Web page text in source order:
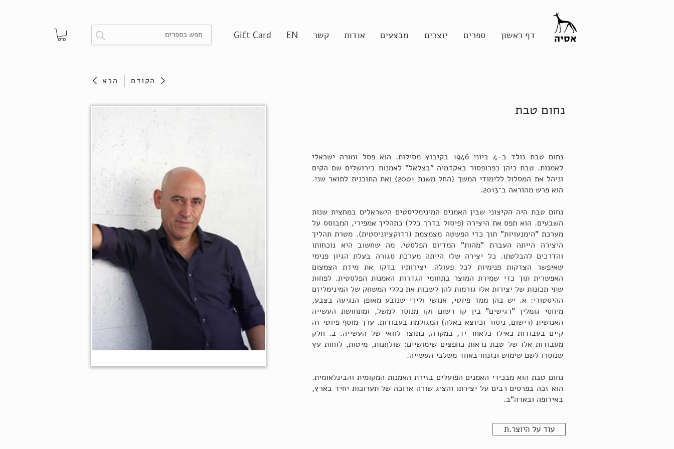
דף ראשון ספרים יוצרים מבצעים אודות קשר EN
Gift Card
הבא הקודם
נחום טבת
נחום טבת נולד ב-4 ביוני 1946 בקיבוץ מסילות. הוא פסל ומורה ישראלי
לאמנות. טבת כיהן כפרופסור באקדמיה "בצלאל" לאמנות בירושלים שם הקים
וניהל את המסלול ללימודי המשך (החל משנת 2001) ואת התוכנית לתואר שני.
הוא פרש מהוראה ב־2013.
נחום טבת היה הקיצוני שבין האמנים המינימליסטים הישראלים במחצית שנות
השבעים. הוא תפס את היצירה (פיסול בדרך כלל) כתהליך אמפירי, המבוסס על
מערכת "הימנעויות" תוך כדי הפשטה מצמצמת (רדוקציוניסטית). מטרת תהליך
היצירה הייתה העברת "מהות" המדיום הפלסטי. מה שחשוב היא נוכחותו
והדרכים להבלטתו. כל יצירה שלו הייתה מערכת סגורה בעלת הגיון פנימי
שאיפשר הצדקות פנימיות לכל פעולה. יצירותיו בדקו את מידת הצמצום
האפשרית תוך כדי שמירת המוצר בתחומי הגדרות האמנות הפלסטית. לפחות
שתי תכונות של יצירות אלו גורמות להן לשבות את כללי המשחק של המינימליזם
ההיסטורי: א. יש בהן ממד פיוטי, אנושי ולירי שנובע מאופן הנגיעה בצבע,
מיחסי גומלין "רגישים" בין קו רשום וקו מנוסר למשל, ומתחושת העשייה
האנושית (רישום, ניסור וכיוצא באלה) המגולמת בעבודות. ערך מוסף פיוטי זה
קיים בעבודות כאילו כלאחר יד, במקרה, כתוצר לוואי של העשייה. ב. חלק
מעבודות אלו של טבת נראות כחפצים שימושיים: שולחנות, מיטות, לוחות עץ
שנוסרו לשם שימוש ונזנחו באחד משלבי העשייה.
נחום טבת הוא מבכירי האמנים הפועלים בזירת האמנות המקומית והבינלאומית.
הוא זכה בפרסים רבים על יצירתו והציג שורה ארוכה של תערוכות יחיד בארץ,
באירופה ובארה"ב.
עוד על היוצר.ת